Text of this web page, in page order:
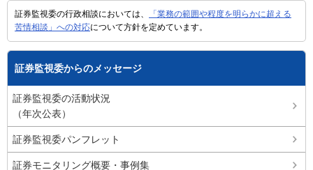
証券監視委の行政相談においては、
「業務の範囲や程度を明らかに超える
苦情相談」への対応について方針を定めています。
証券監視委からのメッセージ
証券監視委の活動状況
（年次公表）
証券監視委パンフレット
証券モニタリング概要・事例集